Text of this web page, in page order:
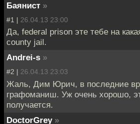
Баянист »
#1 | 26.04.13 23:00
Да, federal prison эте тебе на
county jail.
Andrei-s »
#2 | 26.04.13 23:03
Жаль, Дим Юрич, в последние
графоманиш. Уж очень хорошо,
получается.
DoctorGrey »